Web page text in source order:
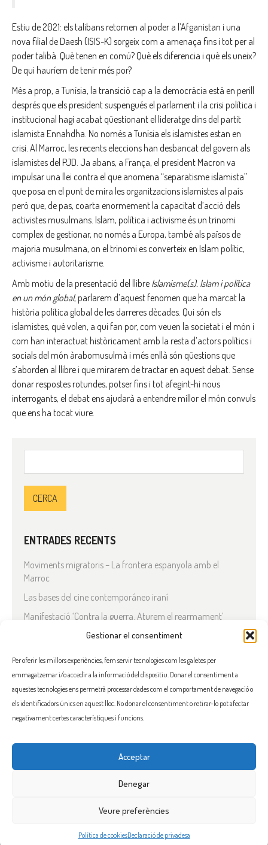
Gestionar el consentiment
Per oferir les millors experiències, fem servir tecnologies com les galetes per
emmagatzemar i/o accedir a la informació del dispositiu. Donar el consentiment a
aquestes tecnologies ens permetrà processar dades com el comportament de navegació o
els identificadors únics en aquest lloc. No donar el consentiment o retirar-lo pot afectar
negativament certes característiques i funcions.
Acceptar
Denegar
Veure preferències
Política de cookiesDeclaració de privadesa
Estiu de 2021: els talibans retornen al poder a l’Afganistan i una
nova filial de Daesh (ISIS-K) sorgeix com a amenaça fins i tot per al
poder talibà. Què tenen en comú? Què els diferencia i què els uneix?
De qui hauríem de tenir més por?
Més a prop, a Tunísia, la transició cap a la democràcia està en perill
després que els president suspengués el parlament i la crisi política i
institucional hagi acabat qüestionant el lideratge dins del partit
islamista Ennahdha. No només a Tunísia els islamistes estan en
crisi. Al Marroc, les recents eleccions han desbancat del govern als
islamistes del PJD. Ja abans, a França, el president Macron va
impulsar una llei contra el que anomena “separatisme islamista”
que posa en el punt de mira les organitzacions islamistes al país
però que, de pas, coarta enormement la capacitat d’acció dels
activistes musulmans. Islam, política i activisme és un trinomi
complex de gestionar, no només a Europa, també als països de
majoria musulmana, on el trinomi es converteix en Islam polític,
activisme i autoritarisme.
Amb motiu de la presentació del llibre Islamisme(s). Islam i política
en un món global, parlarem d’aquest fenomen que ha marcat la
història política global de les darreres dècades. Qui són els
islamistes, què volen, a qui fan por, com veuen la societat i el món i
com han interactuat històricament amb la resta d’actors polítics i
socials del món àrabomusulmà i més enllà són qüestions que
s’aborden al llibre i que mirarem de tractar en aquest debat. Sense
donar respostes rotundes, potser fins i tot afegint-hi nous
interrogants, el debat ens ajudarà a entendre millor el món convuls
que ens ha tocat viure.
ENTRADES RECENTS
Moviments migratoris – La frontera espanyola amb el
Marroc
Las bases del cine contemporáneo iraní
Manifestació ‘Contra la guerra. Aturem el rearmament’
En solidaritat amb el Líban
Què està passant a l’Iran?
COMENTARIS RECENTS
Flama, promoure la solidaritat entre els pobles i el seu benestar